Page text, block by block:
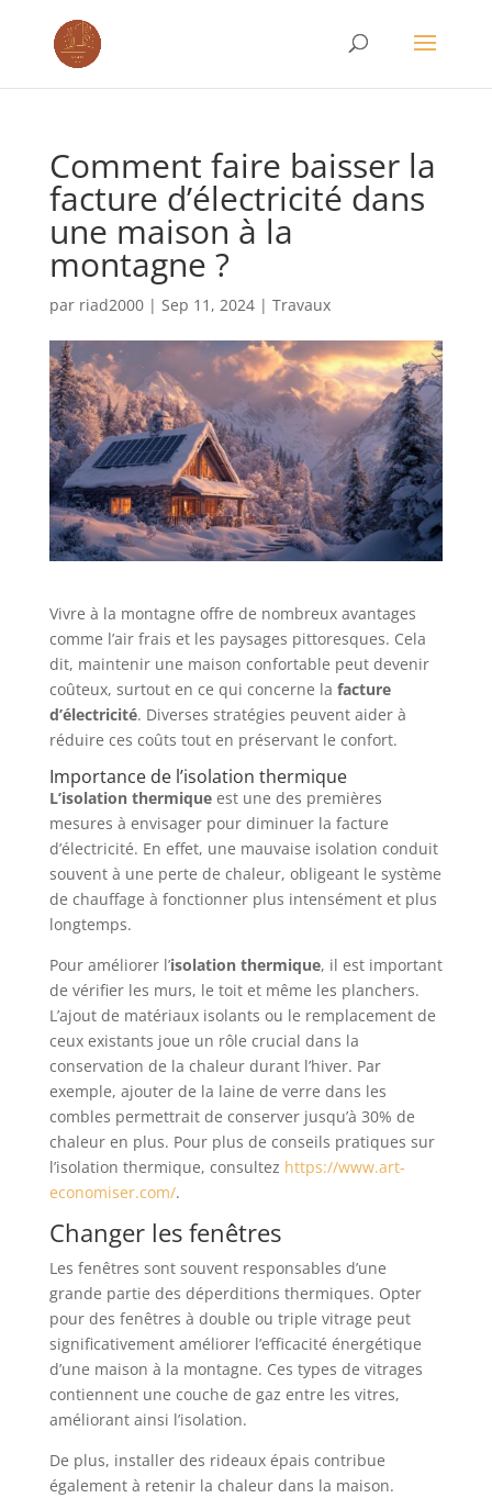
Comment faire baisser la
facture d’électricité dans
une maison à la
montagne ?
par riad2000| Sep 11, 2024| Travaux
Vivre à la montagne offre de nombreux avantages
comme l’air frais et les paysages pittoresques. Cela
dit, maintenir une maison confortable peut devenir
coûteux, surtout en ce qui concerne la facture
d’électricité. Diverses stratégies peuvent aider à
réduire ces coûts tout en préservant le confort.
Importance de l’isolation thermique
L’isolation thermiqueest une des premières
mesures à envisager pour diminuer la facture
d’électricité. En effet, une mauvaise isolation conduit
souvent à une perte de chaleur, obligeant le système
de chauffage à fonctionner plus intensément et plus
longtemps.
Pour améliorer l’isolation thermique, il est important
de vérifier les murs, le toit et même les planchers.
L’ajout de matériaux isolants ou le remplacement de
ceux existants joue un rôle crucial dans la
conservation de la chaleur durant l’hiver. Par
exemple, ajouter de la laine de verre dans les
combles permettrait de conserver jusqu’à 30% de
chaleur en plus. Pour plus de conseils pratiques sur
l’isolation thermique, consultez https://www.art-
economiser.com/.
Changer les fenêtres
Les fenêtres sont souvent responsables d’une
grande partie des déperditions thermiques. Opter
pour des fenêtres à double ou triple vitrage peut
significativement améliorer l’efficacité énergétique
d’une maison à la montagne. Ces types de vitrages
contiennent une couche de gaz entre les vitres,
améliorant ainsi l’isolation.
De plus, installer des rideaux épais contribue
également à retenir la chaleur dans la maison.